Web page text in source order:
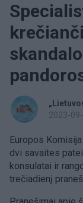
2023-
Europos
dvi savaites
konsulatai ir
trečiadienį